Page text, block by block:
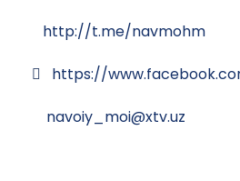
http://t.me/navmohm
https://
navoiy_moi@xtv.uz